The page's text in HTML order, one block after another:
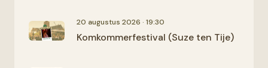
20 augustus 2026 · 19:30
Komkommerfestival (Suze ten Tije)